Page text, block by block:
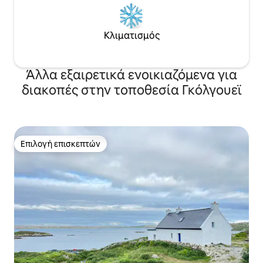
Κλιματισμός
Άλλα εξαιρετικά ενοικιαζόμενα για
διακοπές στην τοποθεσία Γκόλγουεϊ
Επιλογή επισκεπτών
Επιλογή επισκεπτών